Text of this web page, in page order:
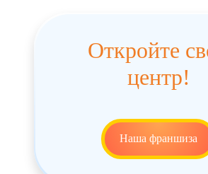
Откройте
центр!
Наша франшиза